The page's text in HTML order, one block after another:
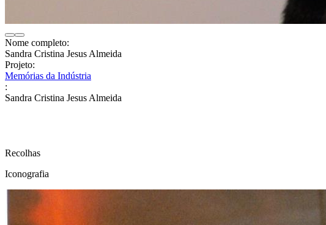
Nome completo:
Sandra Cristina Jesus Almeida
Projeto:
Memórias da Indústria
:
Sandra Cristina Jesus Almeida
Recolhas
Iconografia